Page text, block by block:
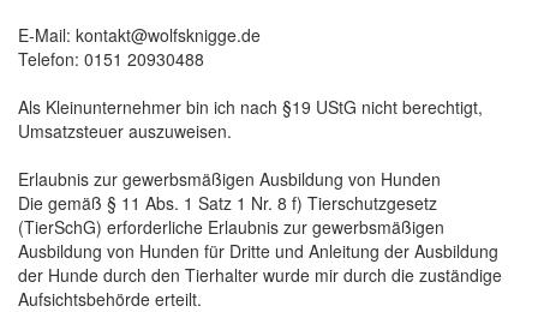
E-Mail: kontakt@wolfsknigge.de
Telefon: 0151 20930488
Als Kleinunternehmer bin ich nach §19 UStG nicht berechtigt,
Umsatzsteuer auszuweisen.
Erlaubnis zur gewerbsmäßigen Ausbildung von Hunden
Die gemäß § 11 Abs. 1 Satz 1 Nr. 8 f) Tierschutzgesetz
(TierSchG) erforderliche Erlaubnis zur gewerbsmäßigen
Ausbildung von Hunden für Dritte und Anleitung der Ausbildung
der Hunde durch den Tierhalter wurde mir durch die zuständige
Aufsichtsbehörde erteilt.